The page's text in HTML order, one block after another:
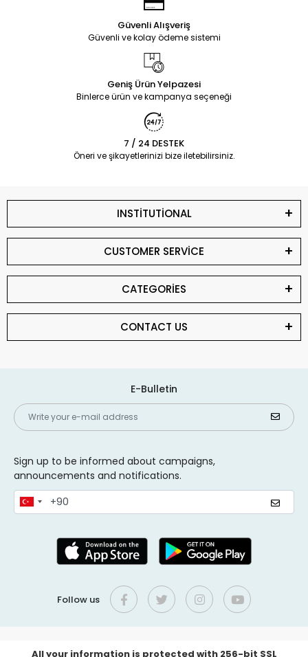
Güvenli Alışveriş
Güvenli ve kolay ödeme sistemi
Geniş Ürün Yelpazesi
Binlerce ürün ve kampanya seçeneği
7 / 24 DESTEK
Öneri ve şikayetlerinizi bize iletebilirsiniz.
INSTİTUTİONAL
CUSTOMER SERVİCE
CATEGORİES
CONTACT US
E-Bulletin
Sign up to be informed about campaigns,
announcements and notifications.
Follow us
All your information is protected with 256-bit SSL